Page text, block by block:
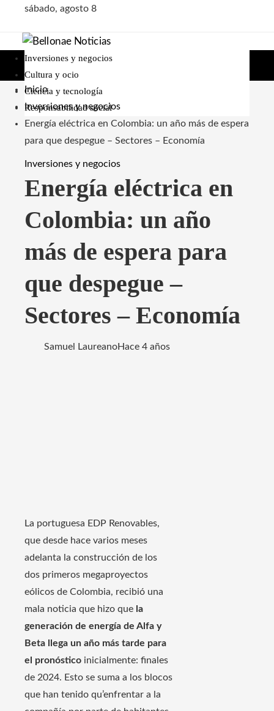
sábado, agosto 8
Inversiones y negocios
Cultura y ocio
Ciencia y tecnología
Responsabilidad social
Inicio
Inversiones y negocios
Energía eléctrica en Colombia: un año más de espera
para que despegue – Sectores – Economía
Inversiones y negocios
Energía eléctrica en
Colombia: un año
más de espera para
que despegue –
Sectores – Economía
Samuel LaureanoHace 4 años
La portuguesa EDP Renovables,
que desde hace varios meses
adelanta la construcción de los
dos primeros megaproyectos
eólicos de Colombia, recibió una
mala noticia que hizo que la
generación de energía de Alfa y
Beta llega un año más tarde para
el pronóstico inicialmente: finales
de 2024. Esto se suma a los blocos
que han tenido qu’enfrentar a la